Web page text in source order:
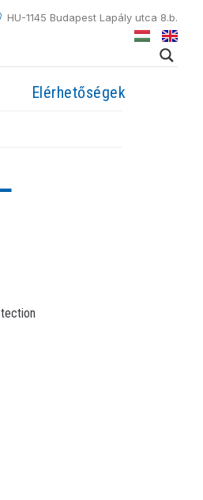
HU-1145 Budapest Lapály utca 8.b.
Elérhetőségek